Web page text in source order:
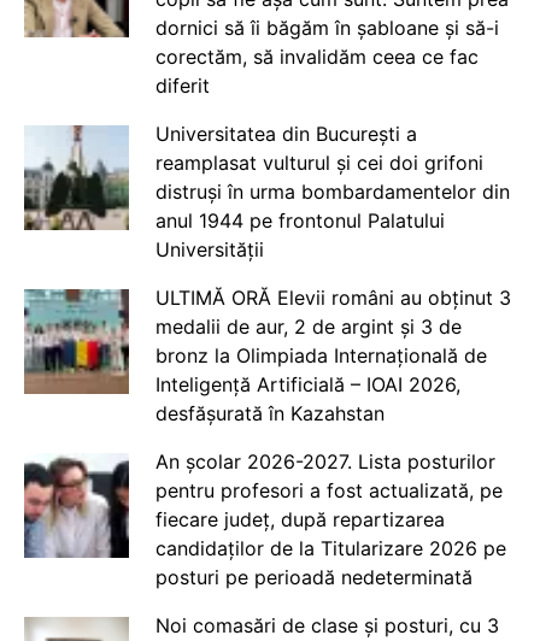
dornici să îi băgăm în șabloane și să-i
corectăm, să invalidăm ceea ce fac
diferit
Universitatea din București a
reamplasat vulturul și cei doi grifoni
distruși în urma bombardamentelor din
anul 1944 pe frontonul Palatului
Universității
ULTIMĂ ORĂ Elevii români au obținut 3
medalii de aur, 2 de argint și 3 de
bronz la Olimpiada Internațională de
Inteligență Artificială – IOAI 2026,
desfășurată în Kazahstan
An școlar 2026-2027. Lista posturilor
pentru profesori a fost actualizată, pe
fiecare județ, după repartizarea
candidaților de la Titularizare 2026 pe
posturi pe perioadă nedeterminată
Noi comasări de clase și posturi, cu 3